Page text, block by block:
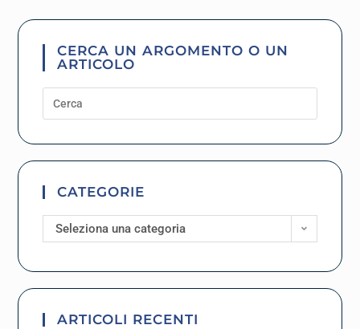
CERCA UN ARGOMENTO O UN
ARTICOLO
CATEGORIE
Seleziona una categoria
ARTICOLI RECENTI